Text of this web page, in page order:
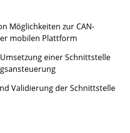
Möglichkeiten zur CAN-
mobilen Plattform
einer Schnittstelle
Validierung der Schnittstelle